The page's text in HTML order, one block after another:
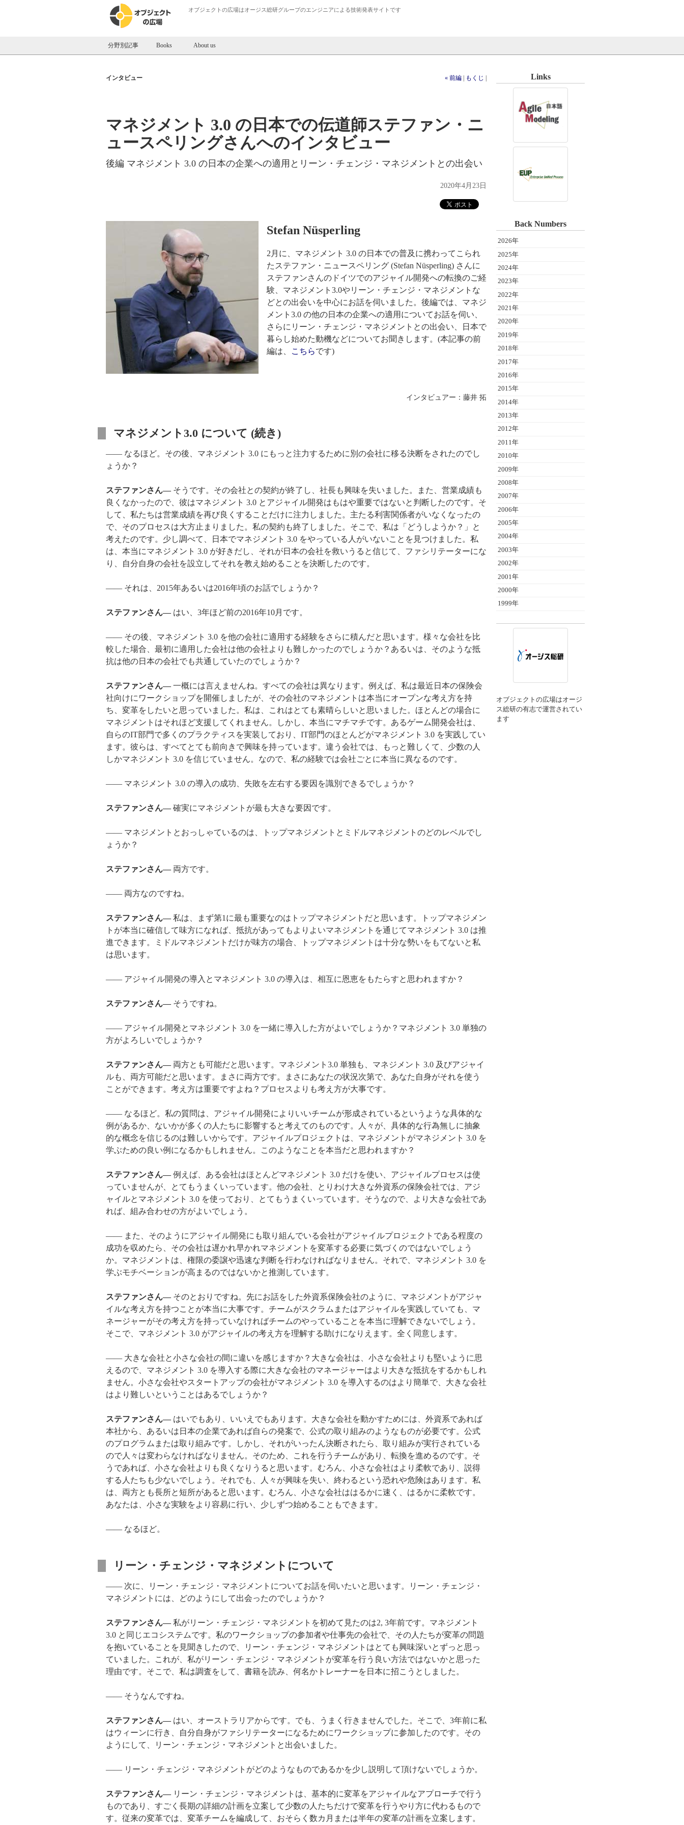
オブジェクトの広場はオージス総研グループのエンジニアによる技術発表サイトです
分野別記事 Books About us
« 前編 もくじ
インタビュー
マネジメント 3.0 の日本での伝道師ステファン・ニ
ュースペリングさんへのインタビュー
後編 マネジメント 3.0 の日本の企業への適用とリーン・チェンジ・マネジメントとの出会い
2020年4月23日
Stefan Nüsperling
2月に、マネジメント 3.0 の日本での普及に携わってこられ
たステファン・ニュースペリング (Stefan Nüsperling) さんに
ステファンさんのドイツでのアジャイル開発への転換のご経
験、マネジメント3.0やリーン・チェンジ・マネジメントな
どとの出会いを中心にお話を伺いました。後編では、マネジ
メント3.0 の他の日本の企業への適用についてお話を伺い、
さらにリーン・チェンジ・マネジメントとの出会い、日本で
暮らし始めた動機などについてお聞きします。(本記事の前
編は、
こちらです)
インタビュアー：藤井 拓
マネジメント3.0 について (続き)
―― なるほど。その後、マネジメント 3.0 にもっと注力するために別の会社に移る決断をされたのでし
ょうか？
ステファンさん― そうです。その会社との契約が終了し、社長も興味を失いました。また、営業成績も
良くなかったので、彼はマネジメント 3.0 とアジャイル開発はもはや重要ではないと判断したのです。そ
して、私たちは営業成績を再び良くすることだけに注力しました。主たる利害関係者がいなくなったの
で、そのプロセスは大方止まりました。私の契約も終了しました。そこで、私は「どうしようか？」と
考えたのです。少し調べて、日本でマネジメント 3.0 をやっている人がいないことを見つけました。私
は、本当にマネジメント 3.0 が好きだし、それが日本の会社を救いうると信じて、ファシリテーターにな
り、自分自身の会社を設立してそれを教え始めることを決断したのです。
―― それは、2015年あるいは2016年頃のお話でしょうか？
ステファンさん― はい、3年ほど前の2016年10月です。
―― その後、マネジメント 3.0 を他の会社に適用する経験をさらに積んだと思います。様々な会社を比
較した場合、最初に適用した会社は他の会社よりも難しかったのでしょうか？あるいは、そのような抵
抗は他の日本の会社でも共通していたのでしょうか？
ステファンさん― 一概には言えませんね。すべての会社は異なります。例えば、私は最近日本の保険会
社向けにワークショップを開催しましたが、その会社のマネジメントは本当にオープンな考え方を持
ち、変革をしたいと思っていました。私は、これはとても素晴らしいと思いました。ほとんどの場合に
マネジメントはそれほど支援してくれません。しかし、本当にマチマチです。あるゲーム開発会社は、
自らのIT部門で多くのプラクティスを実装しており、IT部門のほとんどがマネジメント 3.0 を実践してい
ます。彼らは、すべてとても前向きで興味を持っています。違う会社では、もっと難しくて、少数の人
しかマネジメント 3.0 を信じていません。なので、私の経験では会社ごとに本当に異なるのです。
―― マネジメント 3.0 の導入の成功、失敗を左右する要因を識別できるでしょうか？
ステファンさん― 確実にマネジメントが最も大きな要因です。
―― マネジメントとおっしゃているのは、トップマネジメントとミドルマネジメントのどのレベルでし
ょうか？
ステファンさん― 両方です。
―― 両方なのですね。
ステファンさん― 私は、まず第1に最も重要なのはトップマネジメントだと思います。トップマネジメン
トが本当に確信して味方になれば、抵抗があってもよりよいマネジメントを通じてマネジメント 3.0 は推
進できます。ミドルマネジメントだけが味方の場合、トップマネジメントは十分な勢いをもてないと私
は思います。
―― アジャイル開発の導入とマネジメント 3.0 の導入は、相互に恩恵をもたらすと思われますか？
ステファンさん― そうですね。
―― アジャイル開発とマネジメント 3.0 を一緒に導入した方がよいでしょうか？マネジメント 3.0 単独の
方がよろしいでしょうか？
ステファンさん― 両方とも可能だと思います。マネジメント3.0 単独も、マネジメント 3.0 及びアジャイ
ルも、両方可能だと思います。まさに両方です。まさにあなたの状況次第で、あなた自身がそれを使う
ことができます。考え方は重要ですよね？プロセスよりも考え方が大事です。
―― なるほど。私の質問は、アジャイル開発によりいいチームが形成されているというような具体的な
例があるか、ないかが多くの人たちに影響すると考えてのものです。人々が、具体的な行為無しに抽象
的な概念を信じるのは難しいからです。アジャイルプロジェクトは、マネジメントがマネジメント 3.0 を
学ぶための良い例になるかもしれません。このようなことを本当だと思われますか？
ステファンさん― 例えば、ある会社はほとんどマネジメント 3.0 だけを使い、アジャイルプロセスは使
っていませんが、とてもうまくいっています。他の会社、とりわけ大きな外資系の保険会社では、アジ
ャイルとマネジメント 3.0 を使っており、とてもうまくいっています。そうなので、より大きな会社であ
れば、組み合わせの方がよいでしょう。
―― また、そのようにアジャイル開発にも取り組んでいる会社がアジャイルプロジェクトである程度の
成功を収めたら、その会社は遅かれ早かれマネジメントを変革する必要に気づくのではないでしょう
か。マネジメントは、権限の委譲や迅速な判断を行わなければなりません。それで、マネジメント 3.0 を
学ぶモチベーションが高まるのではないかと推測しています。
ステファンさん― そのとおりですね。先にお話をした外資系保険会社のように、マネジメントがアジャ
イルな考え方を持つことが本当に大事です。チームがスクラムまたはアジャイルを実践していても、マ
ネージャーがその考え方を持っていなければチームのやっていることを本当に理解できないでしょう。
そこで、マネジメント 3.0 がアジャイルの考え方を理解する助けになりえます。全く同意します。
―― 大きな会社と小さな会社の間に違いを感じますか？大きな会社は、小さな会社よりも堅いように思
えるので、マネジメント 3.0 を導入する際に大きな会社のマネージャーはより大きな抵抗をするかもしれ
ません。小さな会社やスタートアップの会社がマネジメント 3.0 を導入するのはより簡単で、大きな会社
はより難しいということはあるでしょうか？
ステファンさん― はいでもあり、いいえでもあります。大きな会社を動かすためには、外資系であれば
本社から、あるいは日本の企業であれば自らの発案で、公式の取り組みのようなものが必要です。公式
のプログラムまたは取り組みです。しかし、それがいったん決断されたら、取り組みが実行されている
ので人々は変わらなければなりません。そのため、これを行うチームがあり、転換を進めるのです。そ
うであれば、小さな会社よりも良くなりうると思います。むろん、小さな会社はより柔軟であり、説得
する人たちも少ないでしょう。それでも、人々が興味を失い、終わるという恐れや危険はあります。私
は、両方とも長所と短所があると思います。むろん、小さな会社ははるかに速く、はるかに柔軟です。
あなたは、小さな実験をより容易に行い、少しずつ始めることもできます。
―― なるほど。
リーン・チェンジ・マネジメントについて
―― 次に、リーン・チェンジ・マネジメントについてお話を伺いたいと思います。リーン・チェンジ・
マネジメントには、どのようにして出会ったのでしょうか？
ステファンさん― 私がリーン・チェンジ・マネジメントを初めて見たのは2, 3年前です。マネジメント
3.0 と同じエコシステムです。私のワークショップの参加者や仕事先の会社で、その人たちが変革の問題
を抱いていることを見聞きしたので、リーン・チェンジ・マネジメントはとても興味深いとずっと思っ
ていました。これが、私がリーン・チェンジ・マネジメントが変革を行う良い方法ではないかと思った
理由です。そこで、私は調査をして、書籍を読み、何名かトレーナーを日本に招こうとしました。
―― そうなんですね。
ステファンさん― はい、オーストラリアからです。でも、うまく行きませんでした。そこで、3年前に私
はウィーンに行き、自分自身がファシリテーターになるためにワークショップに参加したのです。その
ようにして、リーン・チェンジ・マネジメントと出会いました。
―― リーン・チェンジ・マネジメントがどのようなものであるかを少し説明して頂けないでしょうか。
ステファンさん― リーン・チェンジ・マネジメントは、基本的に変革をアジャイルなアプローチで行う
ものであり、すごく長期の詳細の計画を立案して少数の人たちだけで変革を行うやり方に代わるもので
す。従来の変革では、変革チームを編成して、おそらく数カ月または半年の変革の計画を立案します。
Links
Back Numbers
2026年
2025年
2024年
2023年
2022年
2021年
2020年
2019年
2018年
2017年
2016年
2015年
2014年
2013年
2012年
2011年
2010年
2009年
2008年
2007年
2006年
2005年
2004年
2003年
2002年
2001年
2000年
1999年
オブジェクトの広場はオージ
ス総研の有志で運営されてい
ます